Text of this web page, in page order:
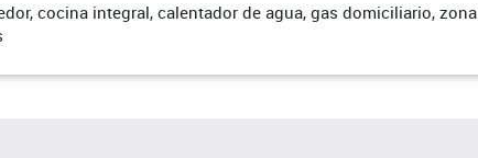
cocina integral, calentador de agua, gas domiciliario, zona